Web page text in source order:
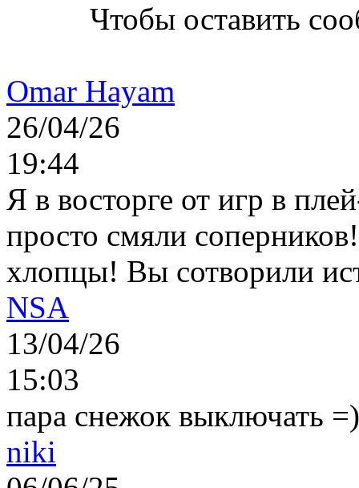
Чтобы оставить
Omar Hayam
26/04/26
19:44
Я в восторге от игр в
просто смяли
хлопцы! Вы сотворили
NSA
13/04/26
15:03
пара снежок выключать
niki